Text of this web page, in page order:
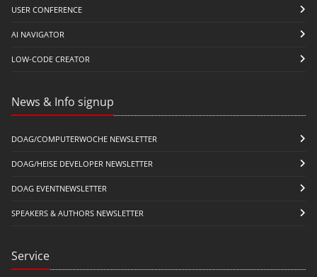
USER CONFERENCE
AI NAVIGATOR
LOW-CODE CREATOR
News & Info signup
DOAG/COMPUTERWOCHE NEWSLETTER
DOAG/HEISE DEVELOPER NEWSLETTER
DOAG EVENTNEWSLETTER
SPEAKERS & AUTHORS NEWSLETTER
Service